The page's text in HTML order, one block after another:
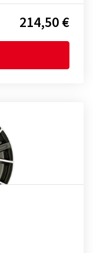
214,50 €